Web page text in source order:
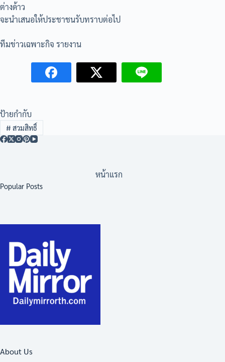
ต่างด้าว
จะนำเสนอให้ประชาชนรับทราบต่อไป
ทีมข่าวเฉพาะกิจ รายงาน
ป้ายกำกับ
# สวมสิทธิ์
หน้าแรก
Popular Posts
About Us